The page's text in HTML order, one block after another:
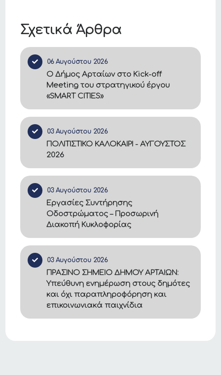
Σχετικά Άρθρα
06 Αυγούστου 2026
Ο Δήμος Αρταίων στο Kick-off
Meeting του στρατηγικού έργου
«SMART CITIES»
03 Αυγούστου 2026
ΠΟΛΙΤΙΣΤΙΚΟ ΚΑΛΟΚΑΙΡΙ - ΑΥΓΟΥΣΤΟΣ
2026
03 Αυγούστου 2026
Εργασίες Συντήρησης
Οδοστρώματος – Προσωρινή
Διακοπή Κυκλοφορίας
03 Αυγούστου 2026
ΠΡΑΣΙΝΟ ΣΗΜΕΙΟ ΔΗΜΟΥ ΑΡΤΑΙΩΝ:
Υπεύθυνη ενημέρωση στους δημότες
και όχι παραπληροφόρηση και
επικοινωνιακά παιχνίδια